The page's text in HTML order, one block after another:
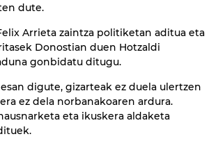
dute.
Arrieta zaintza politiketan aditua eta
Donostian duen Hotzaldi
gonbidatu ditugu.
digute, gizarteak ez duela ulertzen
ez dela norbanakoaren ardura.
eta ikuskera aldaketa